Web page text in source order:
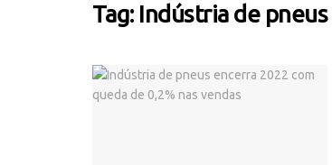
Tag: Indústria de pneus